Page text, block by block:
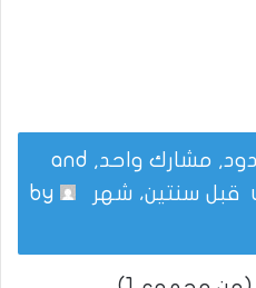
This topic has 0 ردود, مشارك واحد, and
قبل سنتين، شهر